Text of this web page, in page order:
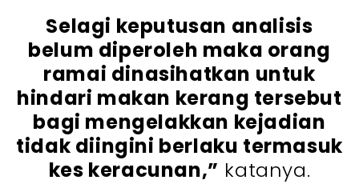
Selagi keputusan analisis
belum diperoleh maka orang
ramai dinasihatkan untuk
hindari makan kerang tersebut
bagi mengelakkan kejadian
tidak diingini berlaku termasuk
kes keracunan,” katanya.